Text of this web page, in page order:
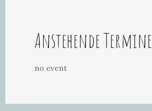
Anstehende
no event